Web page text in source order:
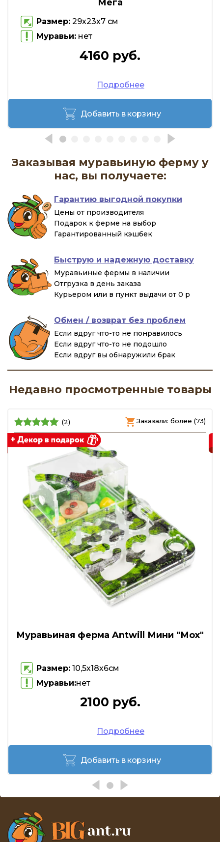
Мега
Размер: 29х23х7 см
Муравьи: нет
4160 руб.
Подробнее
Добавить в корзину
Заказывая муравьиную ферму у
нас, вы получаете:
Гарантию выгодной покупки
Цены от производителя
Подарок к ферме на выбор
Гарантированный кэшбек
Быструю и надежную доставку
Муравьиные фермы в наличии
Отгрузка в день заказа
Курьером или в пункт выдачи от 0 р
Обмен / возврат без проблем
Если вдруг что-то не понравилось
Если вдруг что-то не подошло
Если вдруг вы обнаружили брак
Недавно просмотренные товары
(2) Заказали: более (73)
Муравьиная ферма Antwill Мини "Мох"
Размер: 10,5х18х6см
Муравьи:нет
2100 руб.
Подробнее
Добавить в корзину